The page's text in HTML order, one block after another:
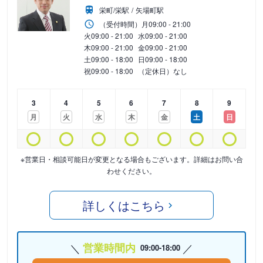
栄町/栄駅
矢場町駅
（受付時間） 月09:00 - 21:00
火09:00 - 21:00 水09:00 - 21:00
木09:00 - 21:00 金09:00 - 21:00
土09:00 - 18:00 日09:00 - 18:00
祝09:00 - 18:00 （定休日）なし
3
月
4
火
5
水
6
木
7
金
8
土
9
日
※営業日・相談可能日が変更となる場合もございます。詳細はお問い合
わせください。
詳しくはこちら
営業時間内 09:00-18:00